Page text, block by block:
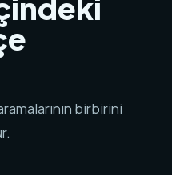
birbirini